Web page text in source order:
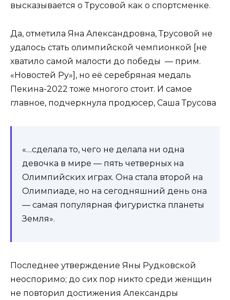
высказывается о Трусовой как о спортсменке.
Да, отметила Яна Александровна, Трусовой не
удалось стать олимпийской чемпионкой [не
хватило самой малости до победы — прим.
«Новостей Ру»], но её серебряная медаль
Пекина-2022 тоже многого стоит. И самое
главное, подчеркнула продюсер, Саша Трусова
«…сделала то, чего не делала ни одна
девочка в мире — пять четверных на
Олимпийских играх. Она стала второй на
Олимпиаде, но на сегодняшний день она
— самая популярная фигуристка планеты
Земля».
Последнее утверждение Яны Рудковской
неоспоримо; до сих пор никто среди женщин
не повторил достижения Александры